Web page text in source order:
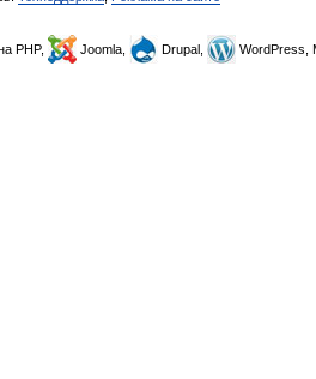
PHP, Joomla, Drupal, WordPress,